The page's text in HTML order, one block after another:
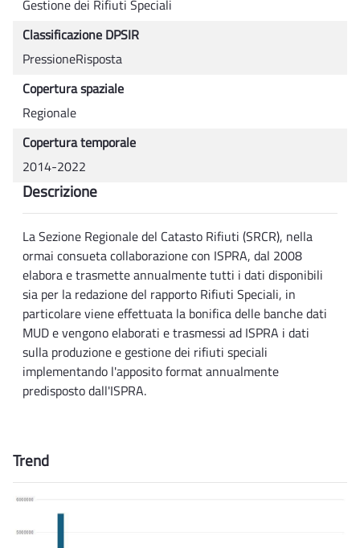
Gestione dei Rifiuti Speciali
Classificazione DPSIR
PressioneRisposta
Copertura spaziale
Regionale
Copertura temporale
2014-2022
Descrizione
La Sezione Regionale del Catasto Rifiuti (SRCR), nella
ormai consueta collaborazione con ISPRA, dal 2008
elabora e trasmette annualmente tutti i dati disponibili
sia per la redazione del rapporto Rifiuti Speciali, in
particolare viene effettuata la bonifica delle banche dati
MUD e vengono elaborati e trasmessi ad ISPRA i dati
sulla produzione e gestione dei rifiuti speciali
implementando l'apposito format annualmente
predisposto dall'ISPRA.
Trend